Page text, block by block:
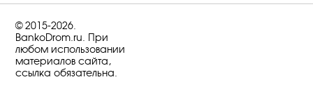
© 2015-2026.
BankoDrom.ru. При
любом использовании
материалов сайта,
ссылка обязательна.